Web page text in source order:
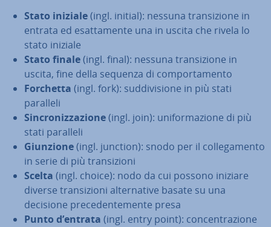
Stato iniziale(ingl. initial): nessuna tran­si­zio­ne in
entrata ed esat­ta­men­te una in uscita che rivela lo
stato iniziale
Stato finale(ingl. final): nessuna tran­si­zio­ne in
uscita, fine della sequenza di com­por­ta­men­to
Forchetta (ingl. fork): sud­di­vi­sio­ne in più stati
paralleli
Sin­cro­niz­za­zio­ne(ingl. join): uni­for­ma­zio­ne di più
stati paralleli
Giunzione(ingl. junction): snodo per il col­le­ga­men­to
in serie di più tran­si­zio­ni
Scelta (ingl. choice): nodo da cui possono iniziare
diverse tran­si­zio­ni al­ter­na­ti­ve basate su una
decisione pre­ce­den­te­men­te presa
Punto d’entrata (ingl. entry point): con­cen­tra­zio­ne